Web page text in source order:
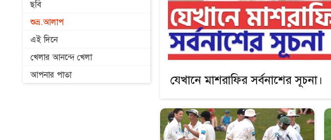
ছবি
শুভ্র.আলাপ
এই দিনে
খেলার আনন্দে খেলা
আপনার পাতা
যেখানে মাশরাফির সর্বনাশের সূচনা।